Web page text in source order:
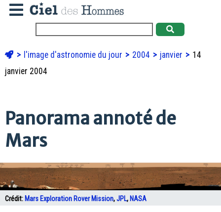
l'image d'astronomie du jour 2004 janvier
14
janvier 2004
Panorama annoté de
Mars
Crédit: Mars Exploration Rover Mission,JPL, NASA